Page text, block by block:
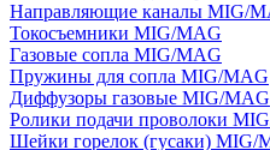
Направляющие каналы MIG/
Токосъемники MIG/MAG
Газовые сопла MIG/MAG
Пружины для сопла MIG/MAG
Диффузоры газовые MIG/MAG
Ролики подачи проволоки
Шейки горелок (гусаки) MIG/